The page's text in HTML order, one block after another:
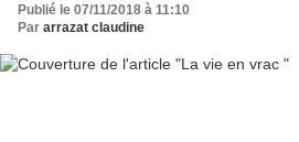
Publié le 07/11/2018 à 11:10
Par arrazat claudine